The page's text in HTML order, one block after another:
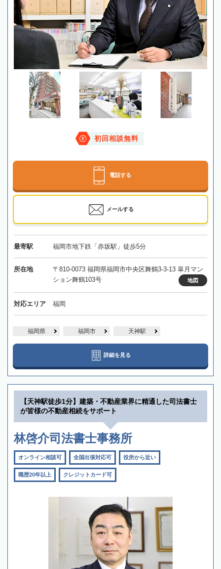
初回相談無料
電話する
メールする
最寄駅 福岡市地下鉄「赤坂駅」徒歩5分
所在地
〒810-0073 福岡県福岡市中央区舞鶴3-3-13 皐月マン
ション舞鶴103号
地図
対応エリア 福岡
福岡県 福岡市 天神駅
詳細を見る
【天神駅徒歩1分】建築・不動産業界に精通した司法書士
が皆様の不動産相続をサポート
林啓介司法書士事務所
オンライン相談可 全国出張対応可 役所から近い
職歴20年以上 クレジットカード可